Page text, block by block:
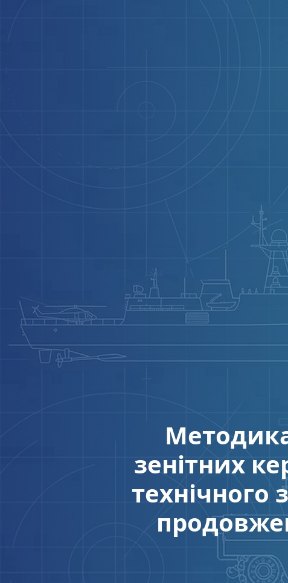
зенітних
технічного